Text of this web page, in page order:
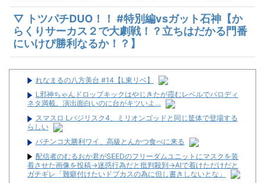
▽ トツパチDUO！！ #特別編vsガット石神【か
らくりサーカス２で大劇戦！？立ちはだかる門番
にいけぴ勝利なるか！？】
れなまるの八方美台 #14【L東リベ】
L邪神ちゃんドロップキックはやじきたが霞むレベルでパロディ
ネタ満載。演出面白いのに台がキツいよ…
スマスロ Lバジリスク4、ミリオンゴッドと同じ筐体で登場する
らしい
パチンコ大勝利ワイ、高級とんかつ食べに来る
配信者のむるおか君がSEEDのフリーダムユニットにマスクを装
着させた画像を投稿→迷惑行為だと批判殺到→AIで着けただけだと
ガチギレ「難癖付けたいドブカスの為に但し書きしないとな」